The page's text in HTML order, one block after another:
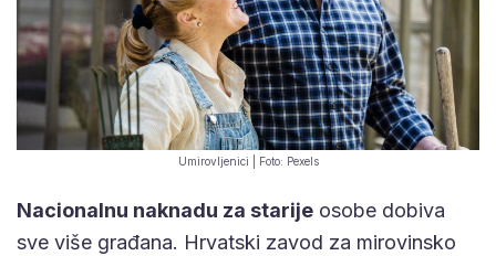
Umirovljenici | Foto: Pexels
Nacionalnu naknadu za starije osobe dobiva
sve više građana. Hrvatski zavod za mirovinsko